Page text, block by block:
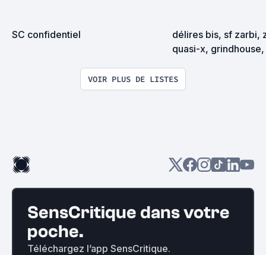
SC confidentiel
délires bis, sf zarbi,
quasi-x,
VOIR PLUS DE LISTES
SensCritique dans votre
poche.
Téléchargez l’app SensCritique.